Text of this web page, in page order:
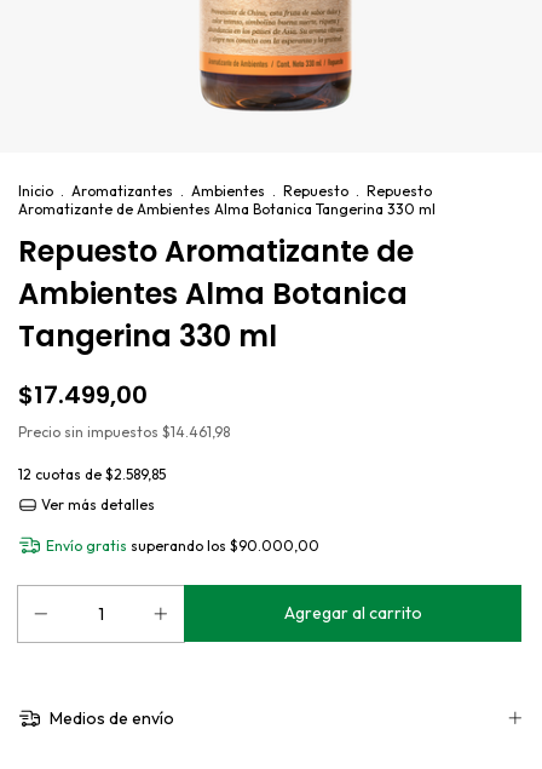
Inicio . Aromatizantes . Ambientes . Repuesto . Repuesto
Aromatizante de Ambientes Alma Botanica Tangerina 330 ml
Repuesto Aromatizante de
Ambientes Alma Botanica
Tangerina 330 ml
$17.499,00
Precio sin impuestos $14.461,98
12 cuotas de $2.589,85
Ver más detalles
Envío gratis superando los $90.000,00
Medios de envío